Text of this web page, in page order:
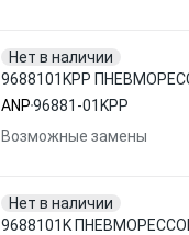
Нет в наличии
9688101KPP
ANP96881-01KPP
Возможные замены
Нет в наличии
9688101K